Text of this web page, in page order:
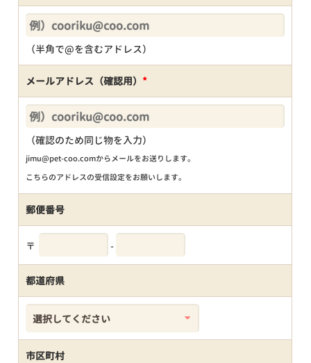
（半角で@を含むアドレス）
メールアドレス（確認用） *
（確認のため同じ物を入力）
jimu@pet-coo.comからメールをお送りします。
こちらのアドレスの受信設定をお願いします。
郵便番号
〒 -
都道府県
市区町村